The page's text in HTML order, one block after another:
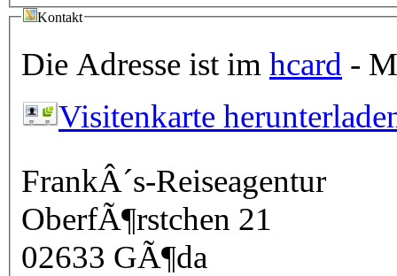
Kontakt
Die Adresse ist im hcard -
Visitenkarte
FrankÂ´s-Reiseagentur
OberfÃ¶rstchen 21
02633 GÃ¶da